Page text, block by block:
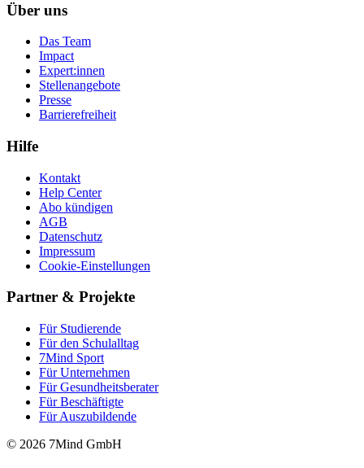
Über uns
Das Team
Impact
Expert:innen
Stellenangebote
Presse
Barrierefreiheit
Hilfe
Kontakt
Help Center
Abo kündigen
AGB
Datenschutz
Impressum
Cookie-Einstellungen
Partner & Projekte
Für Stu­die­rende
Für den Schulalltag
7Mind Sport
Für Unter­neh­men
Für Gesund­heits­be­ra­ter
Für Beschäftigte
Für Auszubildende
© 2026 7Mind GmbH